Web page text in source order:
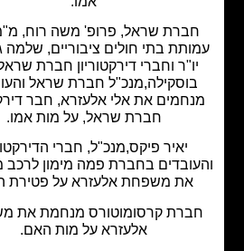
שראל, פרופ' משה רוח, מ"מ יו"ר
בתי חולים ציבוריים, שלמה גורפמן,
וחברי דירקטוריון חברת שראל, אבי
בוסקילה,מנכ"ל חברת שראל והעובדים
את אלי אלעזרא, חבר דירקטוריון
חברת שראל, על מות אמו.
יאיר פיקס,מנכ"ל, חברי הדירקטוריון
בחברת פמה מימון לרכב מנחמים
את משפחת אלעזרא על פטירת האם.
קרסומוטורס מנחמת את משפחת
אלעזרא על מות האם.